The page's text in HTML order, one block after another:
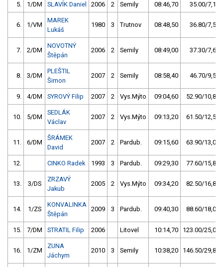
5. 1/DM SLAVÍK Daniel 2006 2 Semily 08:46,70 35.00/7,1
6. 1/VM
MAREK
Lukáš
1980 3 Trutnov 08:48,50 36.80/7,5
7. 2/DM
NOVOTNÝ
Štěpán
2006 2 Semily 08:49,00 37.30/7,6
8. 3/DM
PLEŠTIL
Šimon
2007 2 Semily 08:58,40 46.70/9,5
9. 4/DM SYROVÝ Filip 2007 2 Vys.Mýto 09:04,60 52.90/10,8
10. 5/DM
SEDLÁK
Václav
2007 2 Vys.Mýto 09:13,20 61.50/12,5
11. 6/DM
ŠRÁMEK
David
2007 2 Pardub. 09:15,60 63.90/13,0
12. CINKO Radek 1993 3 Pardub. 09:29,30 77.60/15,8
13. 3/DS
ZRZAVÝ
Jakub
2005 2 Vys.Mýto 09:34,20 82.50/16,8
14. 1/ZS
KONVALINKA
Štěpán
2009 3 Pardub. 09:40,30 88.60/18,0
15. 7/DM STRATIL Filip 2006 Litovel 10:14,70 123.00/25,0
16. 1/ZM
ZUNA
Jáchym
2010 3 Semily 10:38,20 146.50/29,8